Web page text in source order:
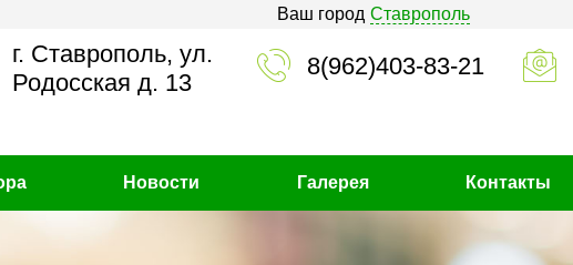
Ваш город Ставрополь
г. Ставрополь, ул.
Родосская д. 13
8(962)403-83-21
Новости Галерея Контакты